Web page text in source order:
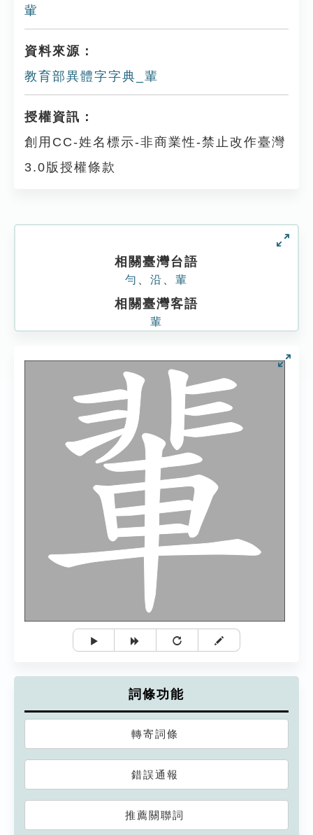
軰
資料來源：
教育部異體字字典_輩
授權資訊：
創用CC-姓名標示-非商業性-禁止改作臺灣
3.0版授權條款
相關臺灣台語
勻 沿 輩
相關臺灣客語
輩
詞條功能
轉寄詞條
錯誤通報
推薦關聯詞